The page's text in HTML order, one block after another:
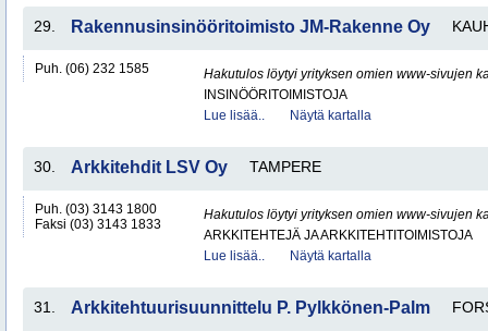
29. Rakennusinsinööritoimisto JM-Rakenne Oy
Puh. (06) 232 1585
Hakutulos löytyi yrityksen omien www-sivujen
INSINÖÖRITOIMISTOJA
Lue lisää..
Näytä kartalla
30. Arkkitehdit LSV Oy TAMPERE
Puh. (03) 3143 1800
Faksi (03) 3143 1833
Hakutulos löytyi yrityksen omien www-sivujen
ARKKITEHTEJÄ JA ARKKITEHTITOIMISTOJA
Lue lisää..
Näytä kartalla
31. Arkkitehtuurisuunnittelu P. Pylkkönen-Palm